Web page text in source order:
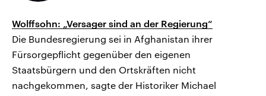
Wolffsohn: „Versager sind an der Regierung“
Die Bundesregierung sei in Afghanistan ihrer
Fürsorgepflicht gegenüber den eigenen
Staatsbürgern und den Ortskräften nicht
nachgekommen, sagte der Historiker Michael